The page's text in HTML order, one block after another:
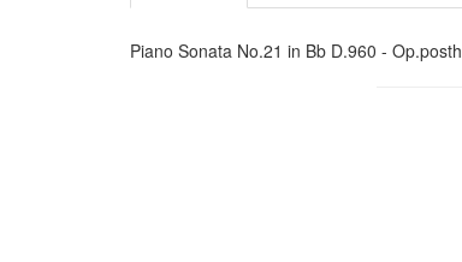
Piano Sonata No.21 in Bb D.960 - Op.posth